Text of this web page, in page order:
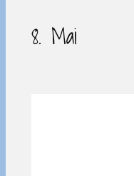
8. Mai